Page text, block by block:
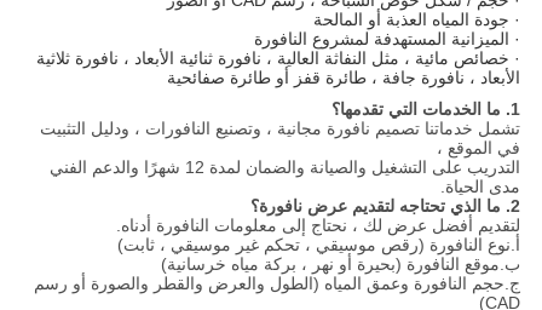
· جودة المياه العذبة أو المالحة
· الميزانية المستهدفة لمشروع النافورة
· خصائص مائية ، مثل النفاثة العالية ، نافورة ثنائية الأبعاد ، نافورة ثلاثية
الأبعاد ، نافورة جافة ، طائرة قفز أو طائرة صفائحية
1. ما الخدمات التي تقدمها؟
تشمل خدماتنا تصميم نافورة مجانية ، وتصنيع النافورات ، ودليل التثبيت
في الموقع ،
التدريب على التشغيل والصيانة والضمان لمدة 12 شهرًا والدعم الفني
مدى الحياة.
2. ما الذي تحتاجه لتقديم عرض نافورة؟
لتقديم أفضل عرض لك ، نحتاج إلى معلومات النافورة أدناه.
أ.نوع النافورة (رقص موسيقي ، تحكم غير موسيقي ، ثابت)
ب.موقع النافورة (بحيرة أو نهر ، بركة مياه خرسانية)
ج.حجم النافورة وعمق المياه (الطول والعرض والقطر والصورة أو رسم
CAD)